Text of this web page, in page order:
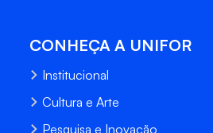
CONHEÇA A UNIFOR
Institucional
Cultura e Arte
Pesquisa e Inovação